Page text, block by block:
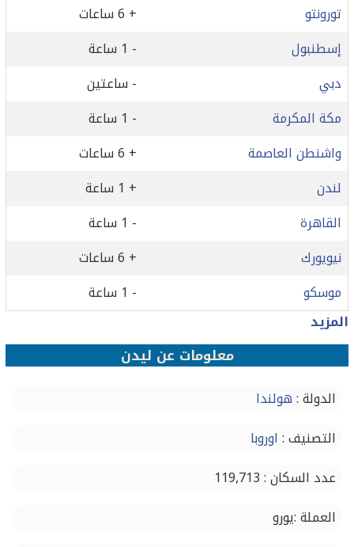
تورونتو
+ 6 ساعات
إسطنبول
- 1 ساعة
دبي
- ساعتين
مكة المكرمة
- 1 ساعة
واشنطن العاصمة
+ 6 ساعات
لندن
+ 1 ساعة
القاهرة
- 1 ساعة
نيويورك
+ 6 ساعات
موسكو
- 1 ساعة
المزيد
معلومات عن ليدن
الدولة :هولندا
التصنيف : اوروبا
عدد السكان : 119,713
العملة :يورو